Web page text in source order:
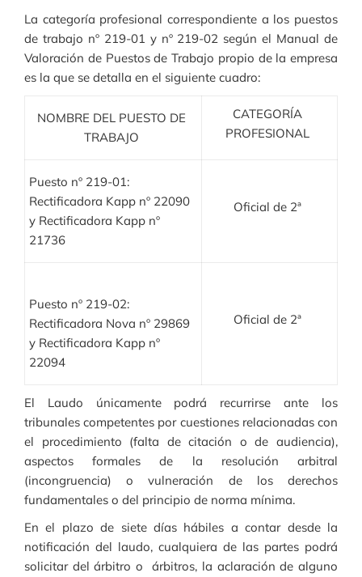
La categoría profesional correspondiente a los puestos
de trabajo nº 219-01 y nº 219-02 según el Manual de
Valoración de Puestos de Trabajo propio de la empresa
es la que se detalla en el siguiente cuadro:
NOMBRE DEL PUESTO DE
TRABAJO
CATEGORÍA
PROFESIONAL
Puesto nº 219-01:
Rectificadora Kapp nº 22090
y Rectificadora Kapp nº
21736
Oficial de 2ª
Puesto nº 219-02:
Rectificadora Nova nº 29869
y Rectificadora Kapp nº
22094
Oficial de 2ª
El Laudo únicamente podrá recurrirse ante los
tribunales competentes por cuestiones relacionadas con
el procedimiento (falta de citación o de audiencia),
aspectos formales de la resolución arbitral
(incongruencia) o vulneración de los derechos
fundamentales o del principio de norma mínima.
En el plazo de siete días hábiles a contar desde la
notificación del laudo, cualquiera de las partes podrá
solicitar del árbitro o árbitros, la aclaración de alguno